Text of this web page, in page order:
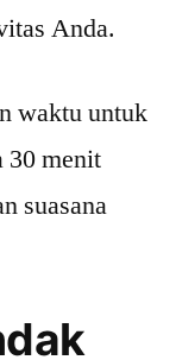
Anda.
waktu untuk
30 menit
suasana